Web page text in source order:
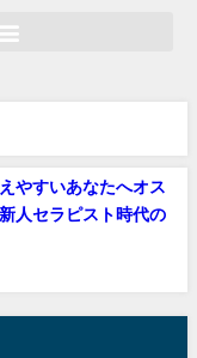
やすいあなたへオス
人セラピスト時代の